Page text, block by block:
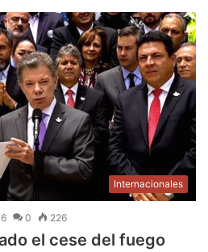
Internacionales
0 226
el cese del fuego